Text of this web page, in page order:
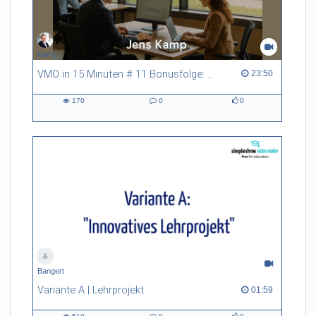
Kamp
VMO in 15 Minuten # 11 Bonusfolge: Digitalisierung der Verwaltung und E-Government 23:50
23:50 duration
170
0
0
Bangert
Variante A | Lehrprojekt 01:59
01:59 duration